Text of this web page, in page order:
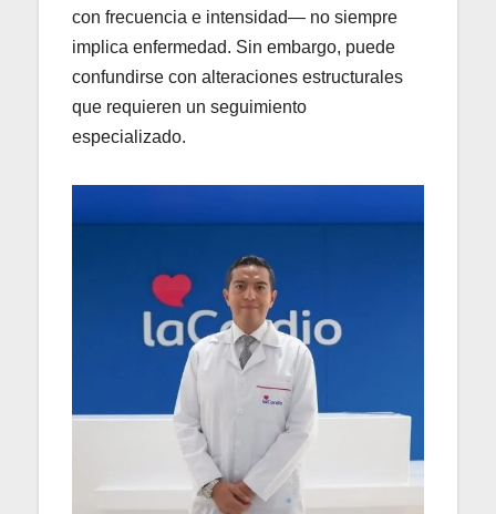
con frecuencia e intensidad— no siempre
implica enfermedad. Sin embargo, puede
confundirse con alteraciones estructurales
que requieren un seguimiento
especializado.